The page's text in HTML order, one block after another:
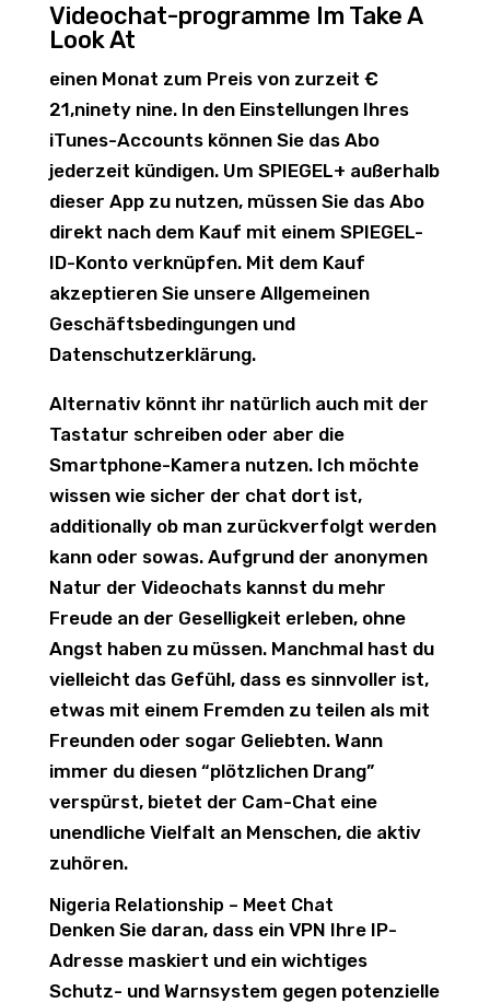
Video­chat-programme Im Take A
Look At
einen Monat zum Preis von zurzeit €
21,ninety nine. In den Einstellungen Ihres
iTunes-Accounts können Sie das Abo
jederzeit kündigen. Um SPIEGEL+ außerhalb
dieser App zu nutzen, müssen Sie das Abo
direkt nach dem Kauf mit einem SPIEGEL-
ID-Konto verknüpfen. Mit dem Kauf
akzeptieren Sie unsere Allgemeinen
Geschäftsbedingungen und
Datenschutzerklärung.
Alternativ könnt ihr natürlich auch mit der
Tastatur schreiben oder aber die
Smartphone-Kamera nutzen. Ich möchte
wissen wie sicher der chat dort ist,
additionally ob man zurückverfolgt werden
kann oder sowas. Aufgrund der anonymen
Natur der Videochats kannst du mehr
Freude an der Geselligkeit erleben, ohne
Angst haben zu müssen. Manchmal hast du
vielleicht das Gefühl, dass es sinnvoller ist,
etwas mit einem Fremden zu teilen als mit
Freunden oder sogar Geliebten. Wann
immer du diesen “plötzlichen Drang”
verspürst, bietet der Cam-Chat eine
unendliche Vielfalt an Menschen, die aktiv
zuhören.
Nigeria Relationship – Meet Chat
Denken Sie daran, dass ein VPN Ihre IP-
Adresse maskiert und ein wichtiges
Schutz- und Warnsystem gegen potenzielle